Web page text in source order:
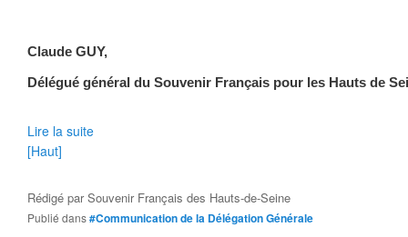
Claude GUY,
Délégué général du Souvenir Français pour les Hauts de
Lire la suite
[Haut]
Rédigé parSouvenir Français des Hauts-de-Seine
Publié dans#Communication de la Délégation Générale